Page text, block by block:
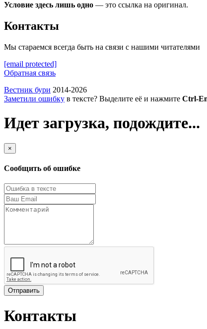
Условие здесь лишь одно — это ссылка на оригинал.
Контакты
Мы стараемся всегда быть на связи с нашими читателями
[email protected]
Обратная связь
Вестник бури 2014-2026
Заметили ошибку в тексте? Выделите её и нажмите Ctrl-
Идет загрузка, подождите...
×
Сообщить об ошибке
Отправить
Контакты